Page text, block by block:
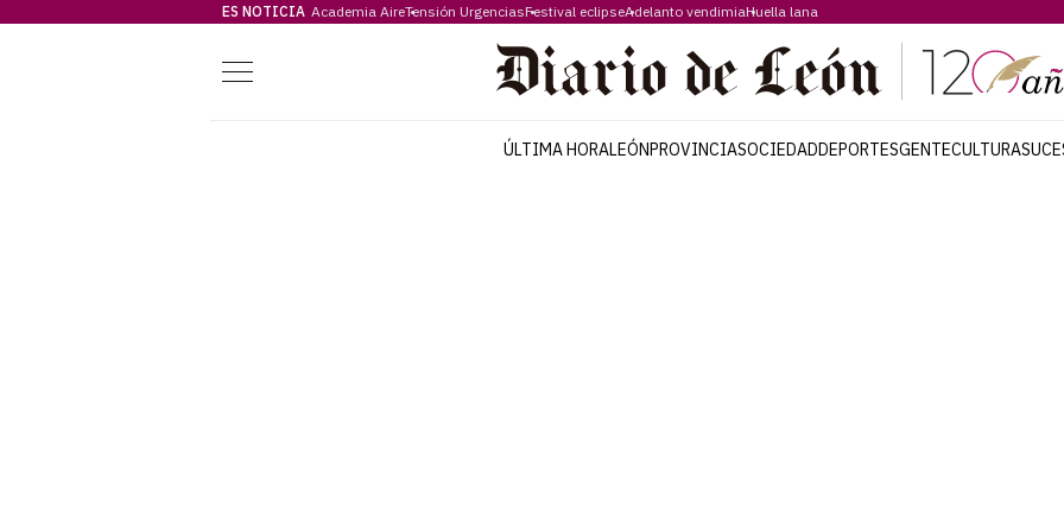
ES NOTICIA Academia AireTensión UrgenciasFestival eclipseAdelanto vendimiaHuella lana
Menú
ÚLTIMA HORALEÓNPROVINCIASOCIEDADDEPORTESGENTECULTURA